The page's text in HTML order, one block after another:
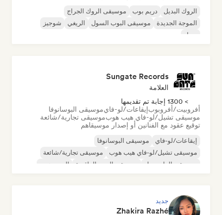
الروك البديل دريم بوب
موسيقى الروك الجراج
الموجة الجديدة
موسيقى البوب السول الريغي
شوجيز
سول
Sungate Records
العلامة
> 1300 إجابة تم تقديمها
أفروبيت/أفروبوبإيقاعات/لو-فايموسيقى البوسانوفا
موسيقى تشيل/لو-فاي هيب هوبموسيقى تجارية/شائعة
توقيع عقود مع الفنانين أو إصدار موسيقاهم
إيقاعات/لو-فاي
موسيقى البوسانوفا
موسيقى تشيل/لو-فاي هيب هوب
موسيقى تجارية/شائعة
موسيقى الدانسهول
موسيقى البوب الراقصة
الهيب هوب
جديد
Zhakira Razhé